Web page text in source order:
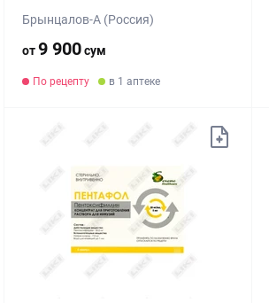
Брынцалов-А (Россия)
от9 900сум
По рецепту в 1 аптеке